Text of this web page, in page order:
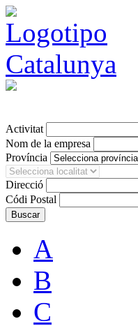
Activitat
Nom de la empresa
Província
Direcció
Códi Postal
A
B
C